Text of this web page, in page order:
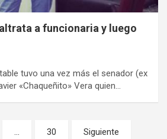
a funcionaria y luego
tuvo una vez más el senador (ex
«Chaqueñito» Vera quien…
… 30 Siguiente